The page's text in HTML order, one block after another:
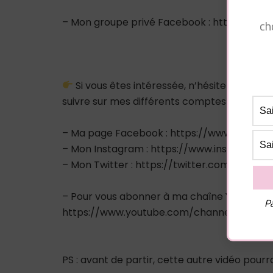
– Mon groupe privé Facebook : https://
Si vous êtes intéressée, n’hésitez pas à
suivre sur mes différents comptes sociaux :
– Ma page Facebook : https://
– Mon Instagram : https://
– Mon Twitter : https://twitter.com/
– Pour vous abonner à ma chaîne Youtube :
https://www.youtube.com/channel/
PS : avant de partir, cette autre vidéo